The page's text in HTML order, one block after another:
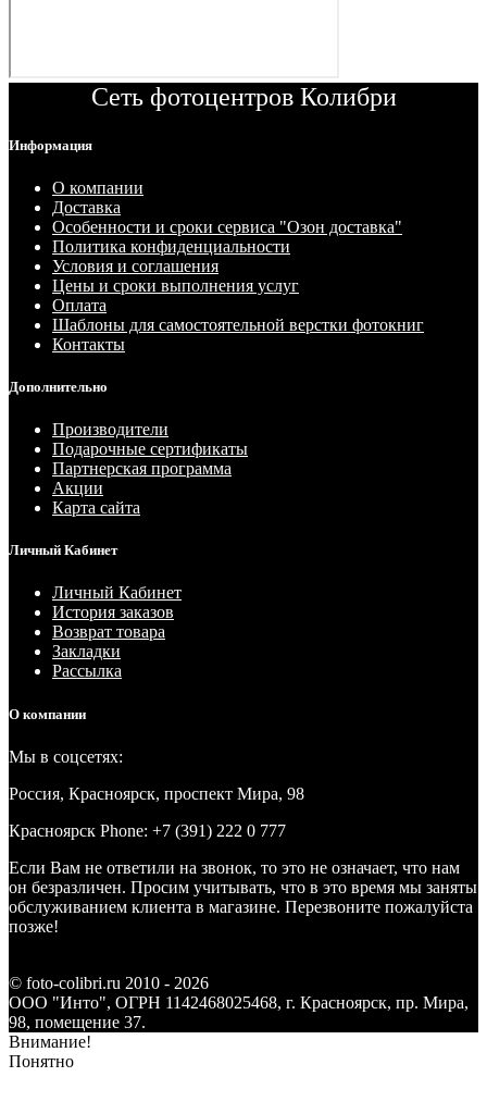
Сеть фотоцентров Колибри
Информация
О компании
Доставка
Особенности и сроки сервиса "Озон доставка"
Политика конфиденциальности
Условия и соглашения
Цены и сроки выполнения услуг
Оплата
Шаблоны для самостоятельной верстки фотокниг
Контакты
Дополнительно
Производители
Подарочные сертификаты
Партнерская программа
Акции
Карта сайта
Личный Кабинет
Личный Кабинет
История заказов
Возврат товара
Закладки
Рассылка
О компании
Мы в соцсетях:
Россия, Красноярск, проспект Мира, 98
Красноярск Phone: +7 (391) 222 0 777
Если Вам не ответили на звонок, то это не означает, что нам
он безразличен. Просим учитывать, что в это время мы заняты
обслуживанием клиента в магазине. Перезвоните пожалуйста
позже!
© foto-colibri.ru 2010 - 2026
ООО "Инто", ОГРН 1142468025468, г. Красноярск, пр. Мира,
98, помещение 37.
Внимание!
Понятно